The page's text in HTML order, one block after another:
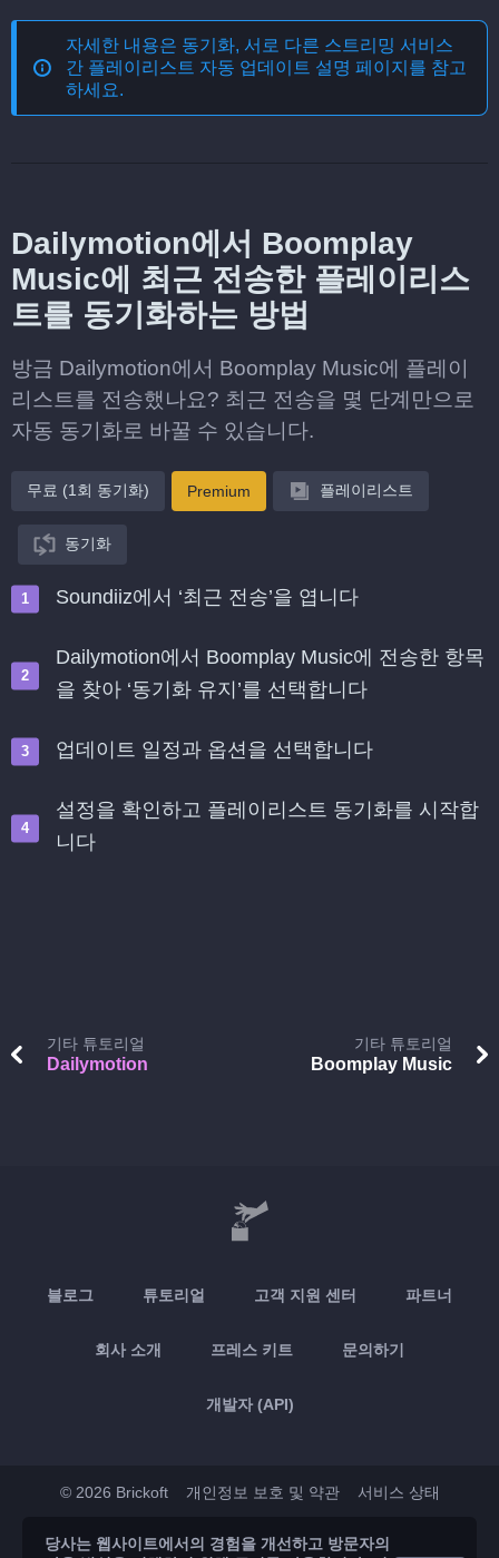
자세한 내용은 동기화, 서로 다른 스트리밍 서비스
간 플레이리스트 자동 업데이트 설명 페이지를 참고
하세요.
Dailymotion에서 Boomplay
Music에 최근 전송한 플레이리스
트를 동기화하는 방법
방금 Dailymotion에서 Boomplay Music에 플레이
리스트를 전송했나요? 최근 전송을 몇 단계만으로
자동 동기화로 바꿀 수 있습니다.
무료 (1회 동기화) Premium 플레이리스트
동기화
Soundiiz에서 ‘최근 전송’을 엽니다
Dailymotion에서 Boomplay Music에 전송한 항목
을 찾아 ‘동기화 유지’를 선택합니다
업데이트 일정과 옵션을 선택합니다
설정을 확인하고 플레이리스트 동기화를 시작합
니다
기타 튜토리얼
Dailymotion
기타 튜토리얼
Boomplay Music
블로그 튜토리얼 고객 지원 센터 파트너
회사 소개 프레스 키트 문의하기
개발자 (API)
© 2026 Brickoft 개인정보 보호 및 약관 서비스 상태
App Store Google Play
당사는 웹사이트에서의 경험을 개선하고 방문자의